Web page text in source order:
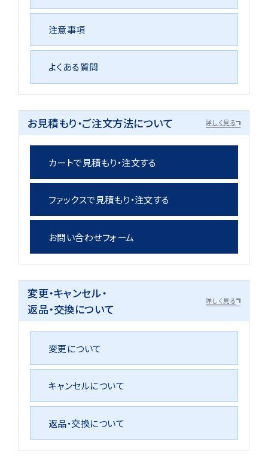
注意事項
よくある質問
お見積もり・ご注文方法について 詳しく見る
カートで見積もり・注文する
ファックスで見積もり・注文する
お問い合わせフォーム
変更・キャンセル・
返品・交換について
詳しく見る
変更について
キャンセルについて
返品・交換について